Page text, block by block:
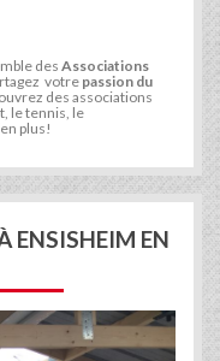
des Associations
votrepassion du
des associations
le tennis, le
plus!
ENSISHEIM EN